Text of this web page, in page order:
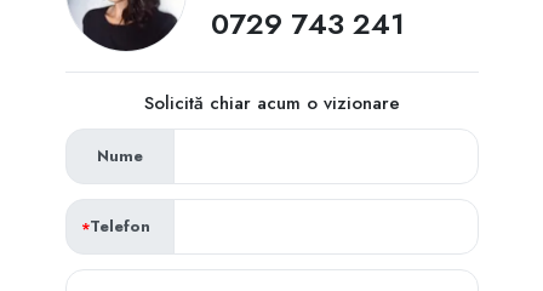
0729 743 241
Solicită chiar acum o vizionare
Nume
Telefon